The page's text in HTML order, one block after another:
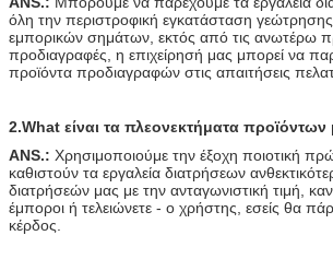
όλη την περιστροφική εγκατάσταση
εμπορικών σημάτων, εκτός από τις ανωτέρω
προδιαγραφές, η επιχείρησή μας μπορεί να
προϊόντα προδιαγραφών στις απαιτήσεις
2.What είναι τα πλεονεκτήματα προϊόντων
ANS.: Χρησιμοποιούμε την έξοχη ποιοτική
καθιστούν τα εργαλεία διατρήσεων
διατρήσεών μας με την ανταγωνιστική τιμή,
έμποροι ή τελειώνετε - ο χρήστης, εσείς θα
κέρδος.